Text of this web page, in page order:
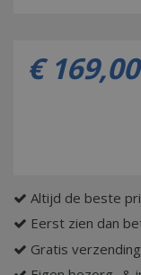
€ 169,00
Altijd de beste
Eerst zien dan
Gratis